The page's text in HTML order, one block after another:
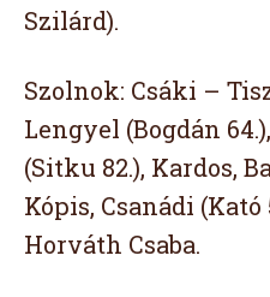
Szilárd).
Szolnok: Csáki –
Lengyel (Bogdán
(Sitku 82.), Kardos,
Kópis, Csanádi (Kató
Horváth Csaba.